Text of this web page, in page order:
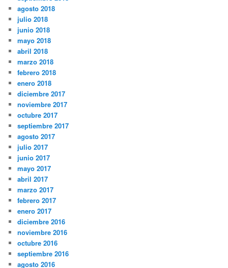
agosto 2018
julio 2018
junio 2018
mayo 2018
abril 2018
marzo 2018
febrero 2018
enero 2018
diciembre 2017
noviembre 2017
octubre 2017
septiembre 2017
agosto 2017
julio 2017
junio 2017
mayo 2017
abril 2017
marzo 2017
febrero 2017
enero 2017
diciembre 2016
noviembre 2016
octubre 2016
septiembre 2016
agosto 2016